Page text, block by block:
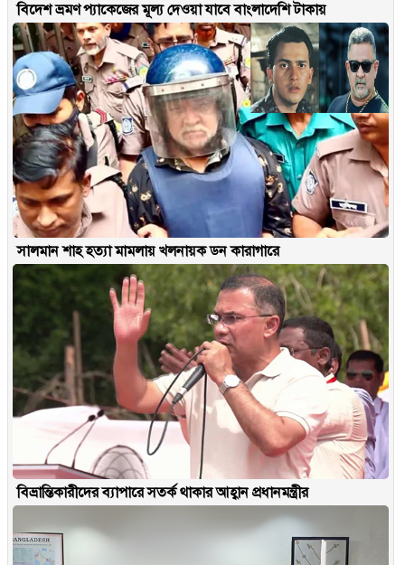
বিদেশ ভ্রমণ প্যাকেজের মূল্য দেওয়া যাবে বাংলাদেশি টাকায়
সালমান শাহ হত্যা মামলায় খলনায়ক ডন কারাগারে
বিভ্রান্তিকারীদের ব্যাপারে সতর্ক থাকার আহ্বান প্রধানমন্ত্রীর